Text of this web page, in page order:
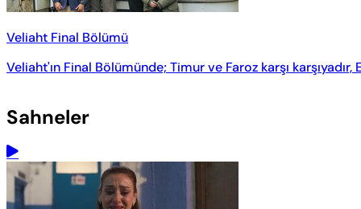
Veliaht Final Bölümü
Veliaht'ın Final Bölümünde; Timur ve Faroz karşı karşıyadır,
Sahneler